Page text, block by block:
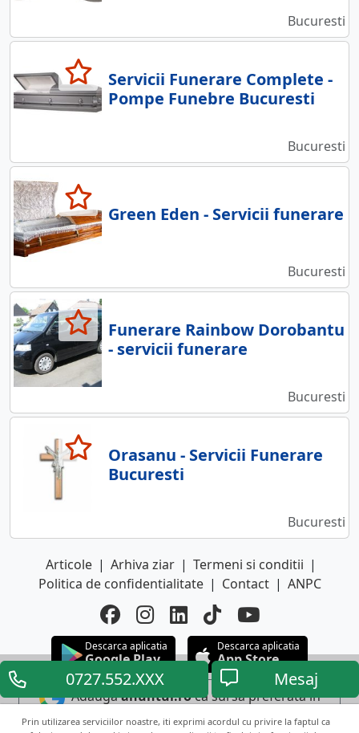
0727.552.XXX Mesaj
Prin utilizarea serviciilor noastre, iti exprimi acordul cu privire la faptul ca
Bucuresti
Servicii Funerare Complete -
Pompe Funebre Bucuresti
Bucuresti
Green Eden - Servicii funerare
Bucuresti
Funerare Rainbow Dorobantu
- servicii funerare
Bucuresti
Orasanu - Servicii Funerare
Bucuresti
Bucuresti
Articole | Arhiva ziar | Termeni si conditii |
Politica de confidentialitate | Contact | ANPC
Descarca aplicatia
Google Play
Descarca aplicatia
App Store
Adaugaanuntul.roca sursa preferata in
Google